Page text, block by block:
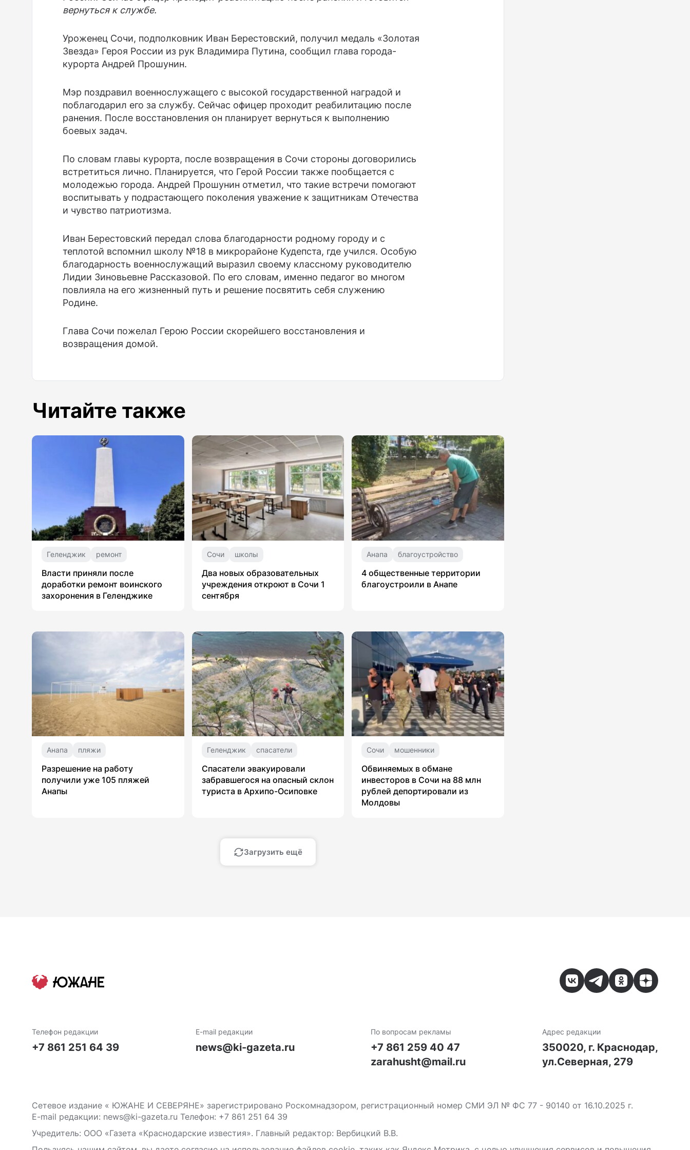
вернуться к службе.
Уроженец Сочи, подполковник Иван Берестовский, получил медаль «Золотая
Звезда» Героя России из рук Владимира Путина, сообщил глава города-
курорта Андрей Прошунин.
Мэр поздравил военнослужащего с высокой государственной наградой и
поблагодарил его за службу. Сейчас офицер проходит реабилитацию после
ранения. После восстановления он планирует вернуться к выполнению
боевых задач.
По словам главы курорта, после возвращения в Сочи стороны договорились
встретиться лично. Планируется, что Герой России также пообщается с
молодежью города. Андрей Прошунин отметил, что такие встречи помогают
воспитывать у подрастающего поколения уважение к защитникам Отечества
и чувство патриотизма.
Иван Берестовский передал слова благодарности родному городу и с
теплотой вспомнил школу №18 в микрорайоне Кудепста, где учился. Особую
благодарность военнослужащий выразил своему классному руководителю
Лидии Зиновьевне Рассказовой. По его словам, именно педагог во многом
повлияла на его жизненный путь и решение посвятить себя служению
Родине.
Глава Сочи пожелал Герою России скорейшего восстановления и
возвращения домой.
Читайте также
Геленджик ремонт
Власти приняли после
доработки ремонт воинского
захоронения в Геленджике
Сочи школы
Два новых образовательных
учреждения откроют в Сочи 1
сентября
Анапа благоустройство
4 общественные территории
благоустроили в Анапе
Анапа пляжи
Разрешение на работу
получили уже 105 пляжей
Анапы
Геленджик спасатели
Спасатели эвакуировали
забравшегося на опасный склон
туриста в Архипо-Осиповке
Сочи мошенники
Обвиняемых в обмане
инвесторов в Сочи на 88 млн
рублей депортировали из
Молдовы
Загрузить ещё
Телефон редакции
+7 861 251 64 39
E-mail редакции
news@ki-gazeta.ru
По вопросам рекламы
+7 861 259 40 47
zarahusht@mail.ru
Адрес редакции
350020, г. Краснодар,
ул.Северная, 279
Сетевое издание « ЮЖАНЕ И СЕВЕРЯНЕ» зарегистрировано Роскомнадзором, регистрационный номер СМИ ЭЛ № ФС 77 - 90140 от 16.10.2025 г.
E-mail редакции: news@ki-gazeta.ru Телефон: +7 861 251 64 39
Учредитель: ООО «Газета «Краснодарские известия». Главный редактор: Вербицкий В.В.